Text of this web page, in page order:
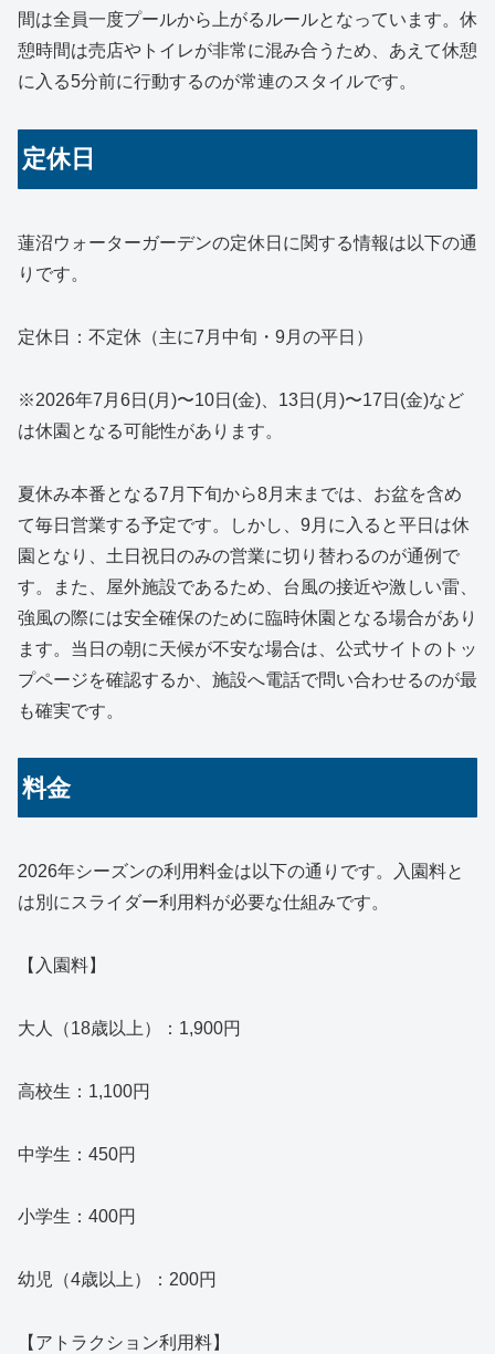
間は全員一度プールから上がるルールとなっています。休
憩時間は売店やトイレが非常に混み合うため、あえて休憩
に入る5分前に行動するのが常連のスタイルです。
定休日
蓮沼ウォーターガーデンの定休日に関する情報は以下の通
りです。
定休日：不定休（主に7月中旬・9月の平日）
※2026年7月6日(月)〜10日(金)、13日(月)〜17日(金)など
は休園となる可能性があります。
夏休み本番となる7月下旬から8月末までは、お盆を含め
て毎日営業する予定です。しかし、9月に入ると平日は休
園となり、土日祝日のみの営業に切り替わるのが通例で
す。また、屋外施設であるため、台風の接近や激しい雷、
強風の際には安全確保のために臨時休園となる場合があり
ます。当日の朝に天候が不安な場合は、公式サイトのトッ
プページを確認するか、施設へ電話で問い合わせるのが最
も確実です。
料金
2026年シーズンの利用料金は以下の通りです。入園料と
は別にスライダー利用料が必要な仕組みです。
【入園料】
大人（18歳以上）：1,900円
高校生：1,100円
中学生：450円
小学生：400円
幼児（4歳以上）：200円
【アトラクション利用料】